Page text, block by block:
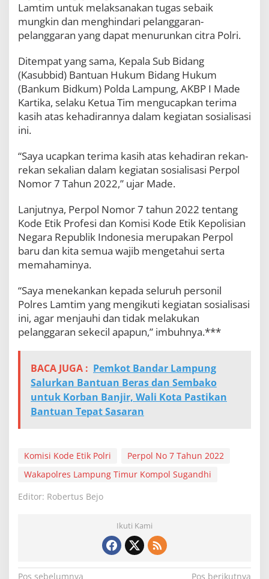
2
0
2
2
i
o
l
r
e
s
m
t
m
Lamtim untuk melaksanakan tugas sebaik
mungkin dan menghindari pelanggaran-
pelanggaran yang dapat menurunkan citra Polri.
Ditempat yang sama, Kepala Sub Bidang
(Kasubbid) Bantuan Hukum Bidang Hukum
(Bankum Bidkum) Polda Lampung, AKBP I Made
Kartika, selaku Ketua Tim mengucapkan terima
kasih atas kehadirannya dalam kegiatan sosialisasi
ini.
“Saya ucapkan terima kasih atas kehadiran rekan-
rekan sekalian dalam kegiatan sosialisasi Perpol
Nomor 7 Tahun 2022,” ujar Made.
Lanjutnya, Perpol Nomor 7 tahun 2022 tentang
Kode Etik Profesi dan Komisi Kode Etik Kepolisian
Negara Republik Indonesia merupakan Perpol
baru dan kita semua wajib mengetahui serta
memahaminya.
“Saya menekankan kepada seluruh personil
Polres Lamtim yang mengikuti kegiatan sosialisasi
ini, agar menjauhi dan tidak melakukan
pelanggaran sekecil apapun,” imbuhnya.***
BACA JUGA : Pemkot Bandar Lampung
Salurkan Bantuan Beras dan Sembako
untuk Korban Banjir, Wali Kota Pastikan
Bantuan Tepat Sasaran
Komisi Kode Etik Polri
Perpol No 7 Tahun 2022
Wakapolres Lampung Timur Kompol Sugandhi
Editor: Robertus Bejo
Ikuti Kami
Pos sebelumnya Pos berikutnya